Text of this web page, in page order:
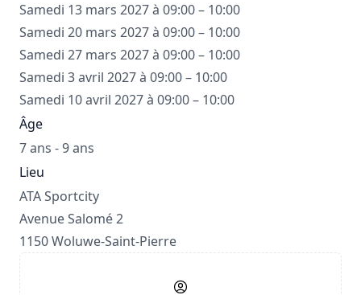
Samedi 13 mars 2027 à 09:00 – 10:00
Samedi 20 mars 2027 à 09:00 – 10:00
Samedi 27 mars 2027 à 09:00 – 10:00
Samedi 3 avril 2027 à 09:00 – 10:00
Samedi 10 avril 2027 à 09:00 – 10:00
Âge
7 ans - 9 ans
Lieu
ATA Sportcity
Avenue Salomé 2
1150 Woluwe-Saint-Pierre